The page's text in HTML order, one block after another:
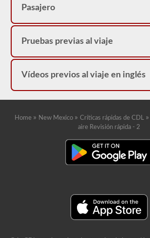
Pasajero
Pruebas previas al viaje
Vídeos previos al viaje en inglés
Home » New Mexico » Críticas rápidas de CDL »
aire Revisión rápida - 2